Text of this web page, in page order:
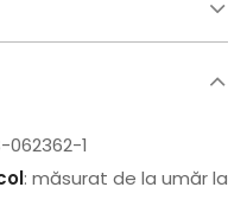
062362-1
: măsurat de la umăr la